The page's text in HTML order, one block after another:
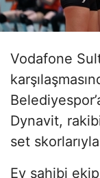
Vodafone
Dynavit,
set
Ev sahibi